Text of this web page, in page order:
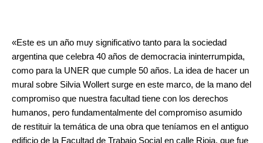
«Este es un año muy significativo tanto para la sociedad
argentina que celebra 40 años de democracia ininterrumpida,
como para la UNER que cumple 50 años. La idea de hacer un
mural sobre Silvia Wollert surge en este marco, de la mano del
compromiso que nuestra facultad tiene con los derechos
humanos, pero fundamentalmente del compromiso asumido
de restituir la temática de una obra que teníamos en el antiguo
edificio de la Facultad de Trabajo Social en calle Rioja, que fue